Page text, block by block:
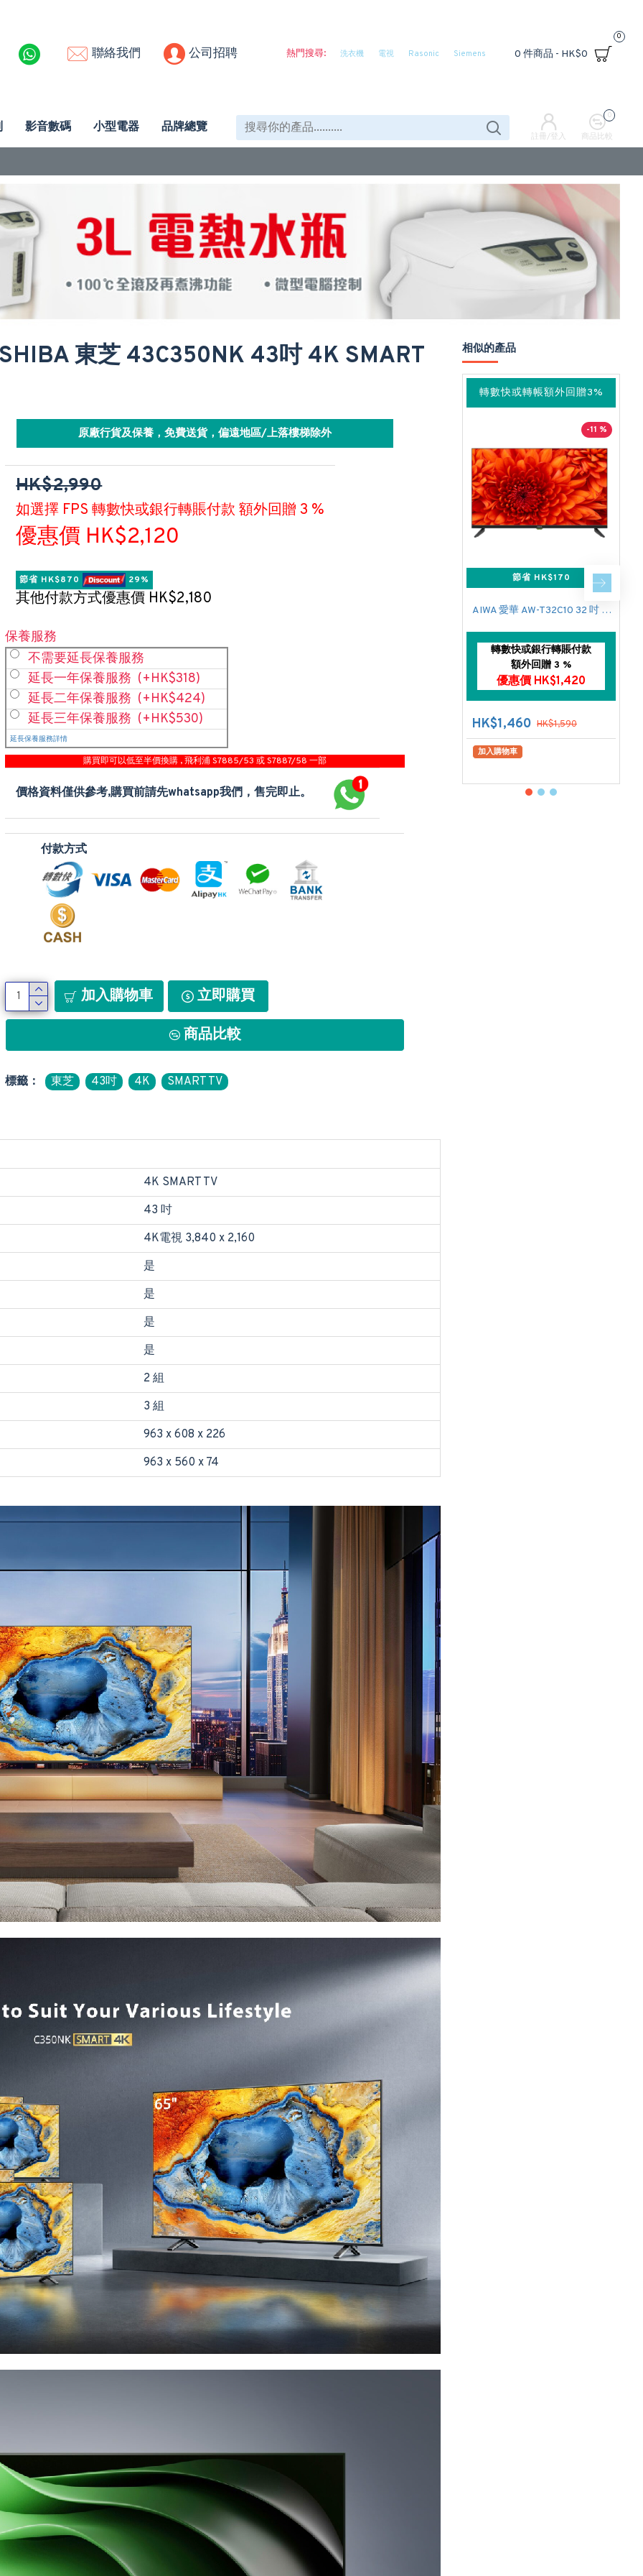
聯絡我們 公司招聘 熱門搜尋: 洗衣機 電視 Rasonic Siemens 0 件商品 - HK$0
0
影音數碼 小型電器 品牌總覽
註冊/登入 商品比較
0
東芝 43C350NK 43吋 4K SMART
原廠行貨及保養，免費送貨，偏遠地區/上落樓梯除外
HK$2,990
如選擇 FPS 轉數快或銀行轉賬付款 額外回贈 3 %
優惠價 HK$2,120
節省 HK$870 29%
其他付款方式優惠價 HK$2,180
保養服務
不需要延長保養服務
延長一年保養服務 (+HK$318)
延長二年保養服務 (+HK$424)
延長三年保養服務 (+HK$530)
延長保養服務詳情
購買即可以低至半價換購 , 飛利浦 S7885/53 或 S7887/58 一部
價格資料僅供參考,購買前請先whatsapp我們，售完即止。
付款方式
加入購物車 立即購買
商品比較
標籤： 東芝 43吋 4K SMART TV
4K SMART TV
43 吋
4K電視 3,840 x 2,160
是
是
是
是
2 組
3 組
963 x 608 x 226
963 x 560 x 74
相似的產品
轉數快或轉帳額外回贈3%
-11 %
節省 HK$170
AIWA 愛華 AW-T32C10 32 吋 SMART TV
轉數快或銀行轉賬付款
額外回贈 3 %
優惠價 HK$1,420
HK$1,460 HK$1,590
加入購物車